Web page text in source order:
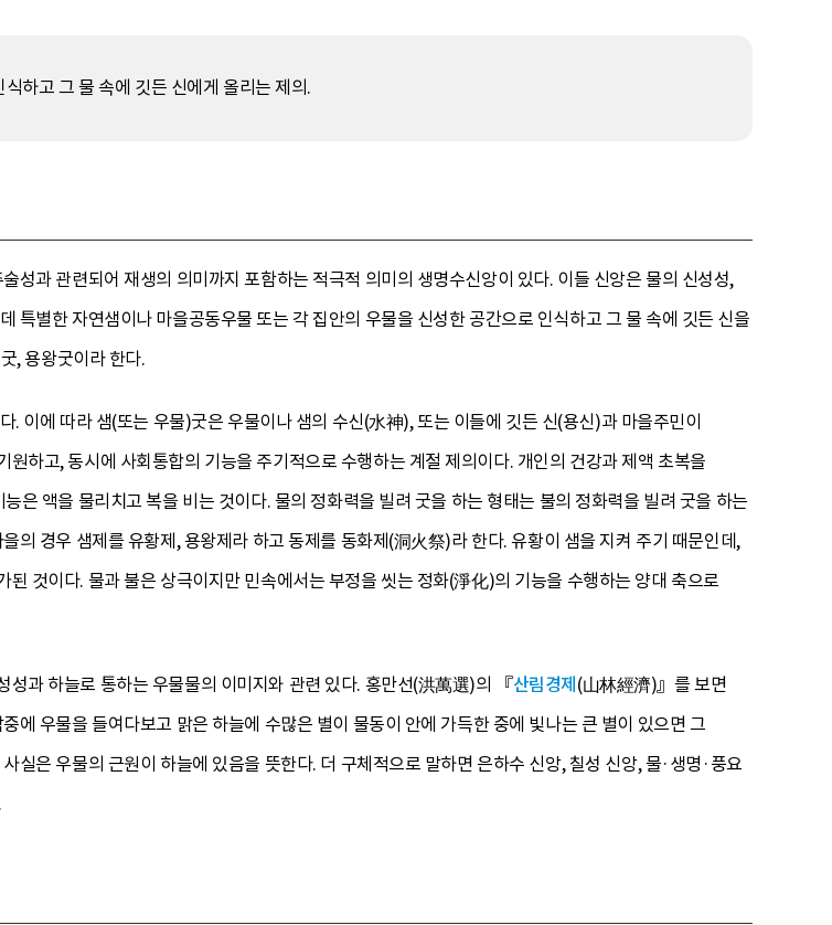
하고 그 물 속에 깃든 신에게 올리는 제의.
성과 관련되어 재생의 의미까지 포함하는 적극적 의미의 생명수신앙이 있다. 이들 신앙은 물의 신성성,
특별한 자연샘이나 마을공동우물 또는 각 집안의 우물을 신성한 공간으로 인식하고 그 물 속에 깃든 신을
, 용왕굿이라 한다.
. 이에 따라 샘(또는 우물)굿은 우물이나 샘의 수신(水神), 또는 이들에 깃든 신(용신)과 마을주민이
하고, 동시에 사회통합의 기능을 주기적으로 수행하는 계절 제의이다. 개인의 건강과 제액 초복을
은 액을 물리치고 복을 비는 것이다. 물의 정화력을 빌려 굿을 하는 형태는 불의 정화력을 빌려 굿을 하는
의 경우 샘제를 유황제, 용왕제라 하고 동제를 동화제(洞火祭)라 한다. 유황이 샘을 지켜 주기 때문인데,
것이다. 물과 불은 상극이지만 민속에서는 부정을 씻는 정화(淨化)의 기능을 수행하는 양대 축으로
성과 하늘로 통하는 우물물의 이미지와 관련 있다. 홍만선(洪萬選)의 『산림경제 (山林經濟)』를 보면
에 우물을 들여다보고 맑은 하늘에 수많은 별이 물동이 안에 가득한 중에 빛나는 큰 별이 있으면 그
실은 우물의 근원이 하늘에 있음을 뜻한다. 더 구체적으로 말하면 은하수 신앙, 칠성 신앙, 물·생명·풍요